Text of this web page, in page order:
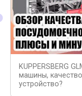
KUPPERSBERG
машины,
устройство?